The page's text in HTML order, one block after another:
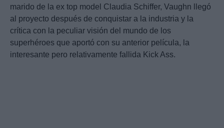
marido de la ex top model Claudia Schiffer, Vaughn llegó
al proyecto después de conquistar a la industria y la
crítica con la peculiar visión del mundo de los
superhéroes que aportó con su anterior película, la
interesante pero relativamente fallida Kick Ass.